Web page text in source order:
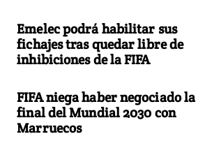
Emelec podrá habilitar sus
fichajes tras quedar libre de
inhibiciones de la FIFA
FIFA niega haber negociado la
final del Mundial 2030 con
Marruecos